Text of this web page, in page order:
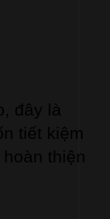
đây là
tiết kiệm
thiện